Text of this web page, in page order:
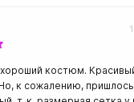
костюм.
к сожалению,